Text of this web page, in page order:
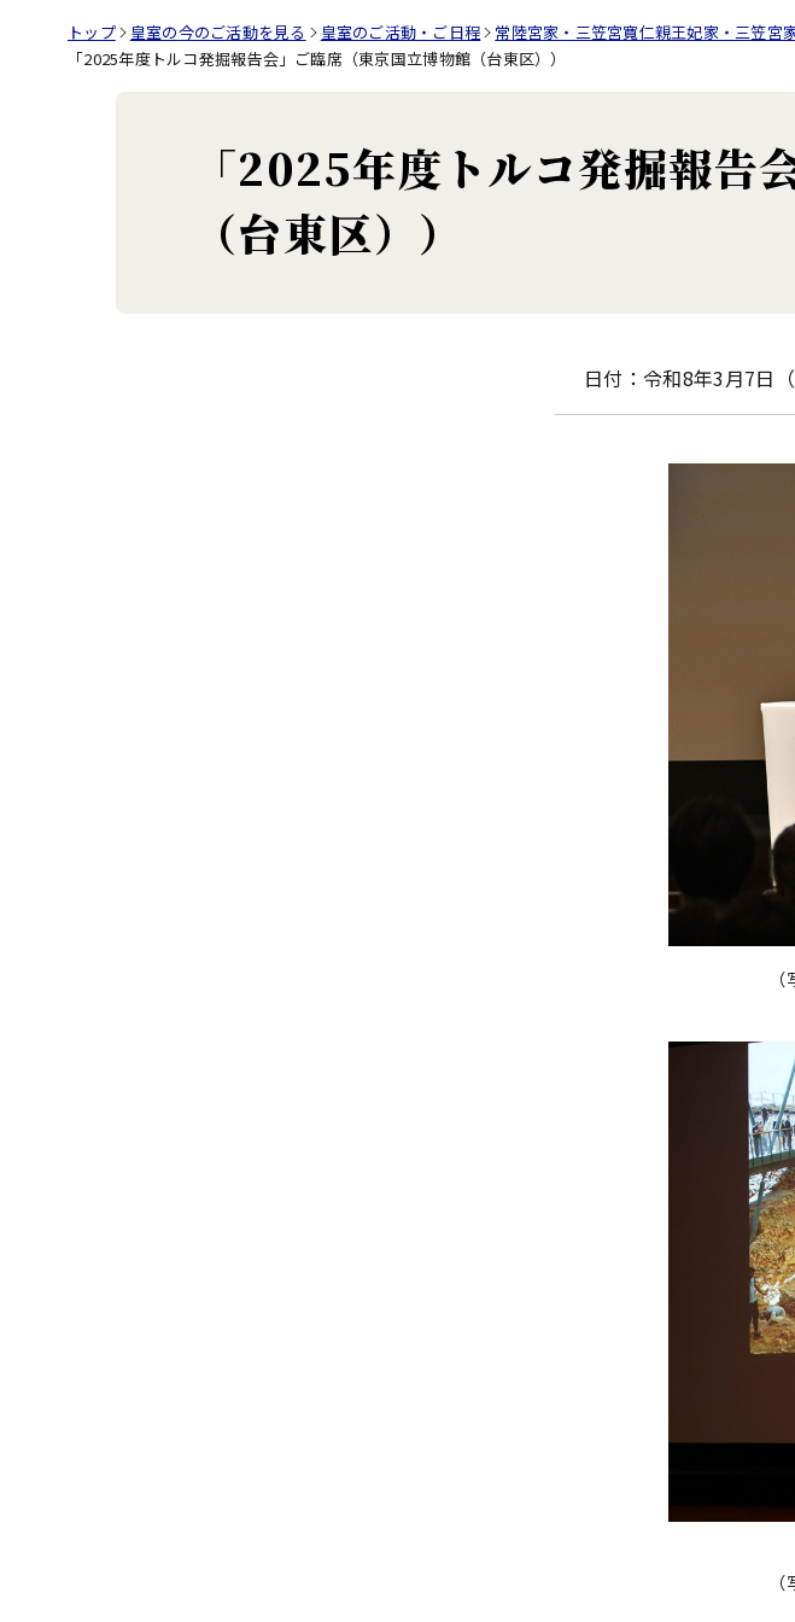
トップ 皇室の今のご活動を見る 皇室のご活動・ご日程 常陸宮家・三笠宮寬仁親王妃家・三笠宮
「2025年度トルコ発掘報告会」ご臨席（東京国立博物館（台東区））
「2025年度トルコ発掘報告
（台東区））
日付：令和8年3月7日（